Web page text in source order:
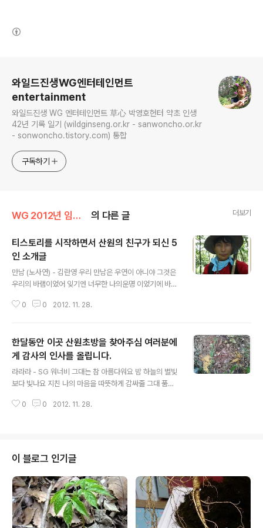
와일드진생WG엔터테인먼트
entertainment
와일드진생 WG 엔터테인먼트 草心 박영호헌터 약초 인생
42년 기록 일기 (wildginseng.or.kr - sanwoncho.or.kr
- sonwoncho.tistory.com) 통합
구독하기
WG 2012년 임진년 기록 의 다른 글 더보기
티스토리를 시작하면서 산원의 친구가 되신 5
인 소개글
만남 (노사연) - 김란영 우리 만남은 우연이 아니야 그것은
우리의 바램이었어 잊기엔 너무한 나의운명 이었기에 바랄
아 바보같은 눈물 보이지 말아 사랑해 사랑해 너를 너를 사
를 너를 사랑해 가사 출처 : Daum뮤직 티스토리 산원초블
로그 산원입니다. 2012년 11월 28일 현제 페이스북 친구
님들 소개합니다. 산원 페이스북 5인의 친추님 이미지클릭
하시면확인가능해요 오늘 하루도 좋은날 되세요.
0 0 2012. 11. 28.
한달동안 이곳 산원초방을 찾아주심 여러분에
게 감사의 인사를 올립니다.
라라라 - SG 워너비 그대는 참 아름다워요 밤 하늘의 별빛
보다 빛나요 지친 나의 마음을 따뜻하게 감싸줄 그대 품이
서 이겨내줬어요 정말 눈물나도록 고마운 맘 아나요 그대
를 이 노래 사랑 노래 함께 불러요 둘이서 라라라 그대 쳐진
어깨가 내맘을 아프게 해요 잘 해준것도 없는 나라서 그대
의 고운 손이 세월에 변했어요 못지켜줘서 미안해요 사랑
해요 사랑해요 내가 그대에게 부족한걸 알지만 세월을 걷
다보면 지칠때도 있지만 그대의 쉴곳이 되리라 사랑해요
고마운 내 사랑 평생 그대만을 위해 부를 ..
0 0 2012. 11. 28.
이 블로그 인기글